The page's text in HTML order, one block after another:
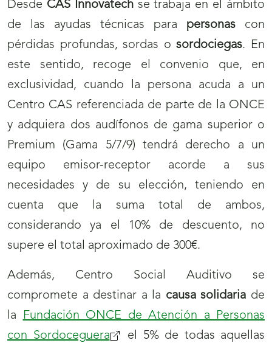
Desde CAS Innovatechse trabaja en el ámbito
de las ayudas técnicas para personas con
pérdidas profundas, sordas osordociegas. En
este sentido, recoge el convenio que, en
exclusividad, cuando la persona acuda a un
Centro CAS referenciada de parte de la ONCE
y adquiera dos audífonos de gama superior o
Premium (Gama 5/7/9) tendrá derecho a un
equipo emisor-receptor acorde a sus
necesidades y de su elección, teniendo en
cuenta que la suma total de ambos,
considerando ya el 10% de descuento, no
supere el total aproximado de 300€.
Además, Centro Social Auditivo se
compromete a destinar a la causa solidaria de
la
Fundación ONCE de Atención a Personas
con Sordoceguera(se
el 5% de todas aquellas